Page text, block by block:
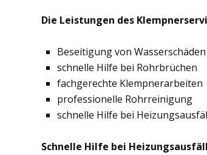
Die Leistungen des
Beseitigung von
schnelle Hilfe bei Rohrbrüchen
fachgerechte Klempnerarbeiten
professionelle Rohrreinigung
schnelle Hilfe bei
Schnelle Hilfe bei